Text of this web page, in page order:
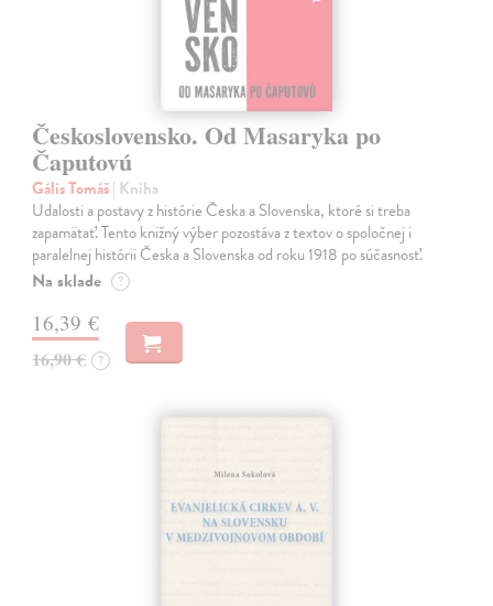
Československo. Od Masaryka po
Čaputovú
Gális Tomáš| Kniha
Udalosti a postavy z histórie Česka a Slovenska, ktoré si treba
zapamätať. Tento knižný výber pozostáva z textov o spoločnej i
paralelnej histórii Česka a Slovenska od roku 1918 po súčasnosť.
Na sklade ?
16,39 €
16,90 € ?